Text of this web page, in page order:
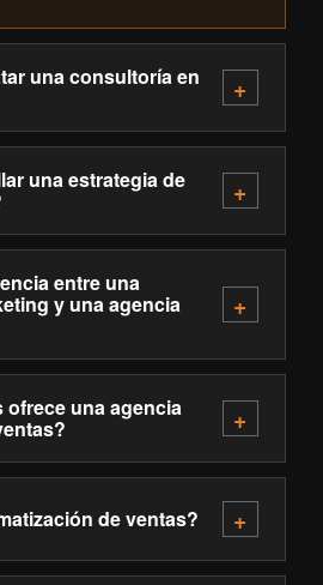
una consultoría en
una estrategia de
entre una
y una agencia
ofrece una agencia
de ventas?